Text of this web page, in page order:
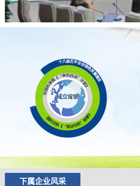
中科集团召开总部
下属企业风采